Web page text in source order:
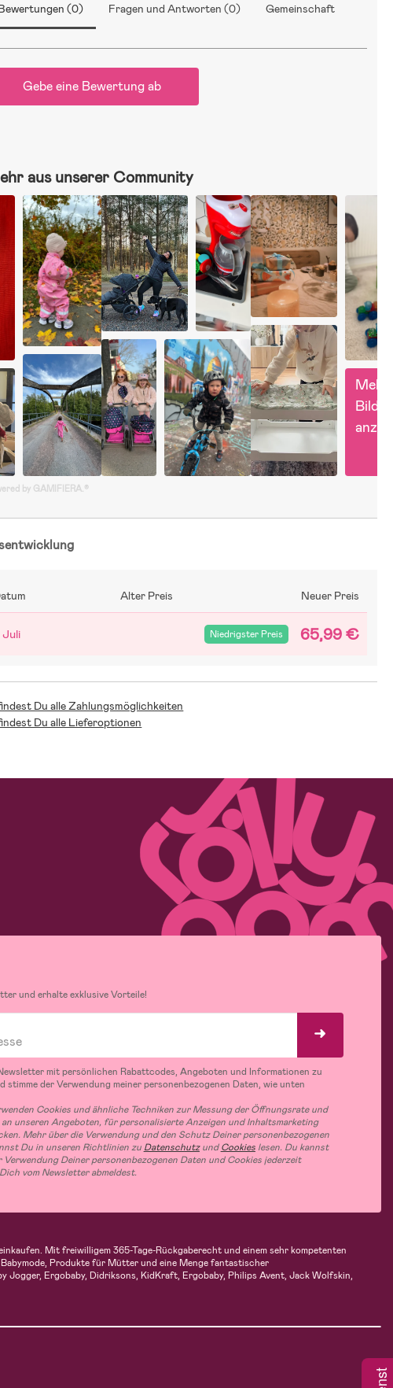
(0) Fragen und Antworten (0) Gemeinschaft
Gebe eine Bewertung ab
aus unserer Community
Mehr
Bilder
by GAMIFIERA.®
Alter Preis Neuer Preis
Juli Niedrigster Preis 65,99 €
Du alle Zahlungsmöglichkeiten
Du alle Lieferoptionen
und erhalte exklusive Vorteile!
mit persönlichen Rabattcodes, Angeboten und Informationen zu
stimme der Verwendung meiner personenbezogenen Daten, wie unten
Cookies und ähnliche Techniken zur Messung der Öffnungsrate und
unseren Angeboten, für personalisierte Anzeigen und Inhaltsmarketing
Mehr über die Verwendung und den Schutz Deiner personenbezogenen
Du in unseren Richtlinien zu DatenschutzundCookieslesen. Du kannst
Verwendung Deiner personenbezogenen Daten und Cookies jederzeit
vom Newsletter abmeldest.
Mit freiwilligem 365-Tage-Rückgaberecht und einem sehr kompetenten
Produkte für Mütter und eine Menge fantastischer
Jogger, Ergobaby, Didriksons, KidKraft, Ergobaby, Philips Avent, Jack Wolfskin,